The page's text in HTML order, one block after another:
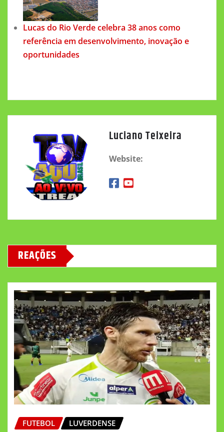
Lucas do Rio Verde celebra 38 anos como
referência em desenvolvimento, inovação e
oportunidades
Luciano Teixeira
Website:
REAÇÕES
FUTEBOL LUVERDENSE